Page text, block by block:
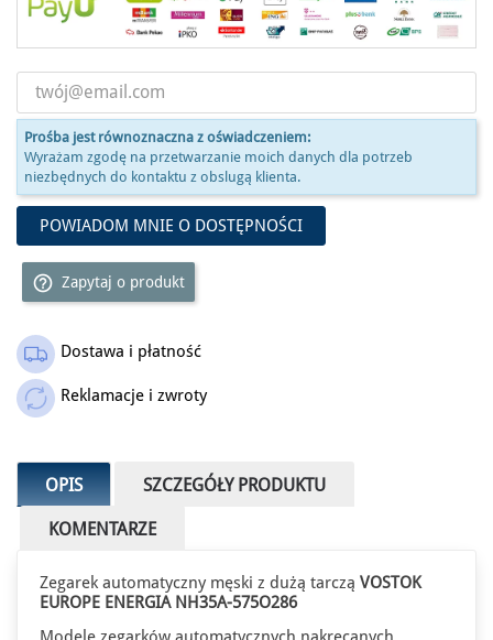
Prośba jest równoznaczna z oświadczeniem:
Wyrażam zgodę na przetwarzanie moich danych dla potrzeb
niezbędnych do kontaktu z obslugą klienta.
POWIADOM MNIE O DOSTĘPNOŚCI
help_outline Zapytaj o produkt
Dostawa i płatność
Reklamacje i zwroty
OPIS SZCZEGÓŁY PRODUKTU
KOMENTARZE
Zegarek automatyczny męski z dużą tarczą VOSTOK
EUROPE ENERGIA NH35A-575O286